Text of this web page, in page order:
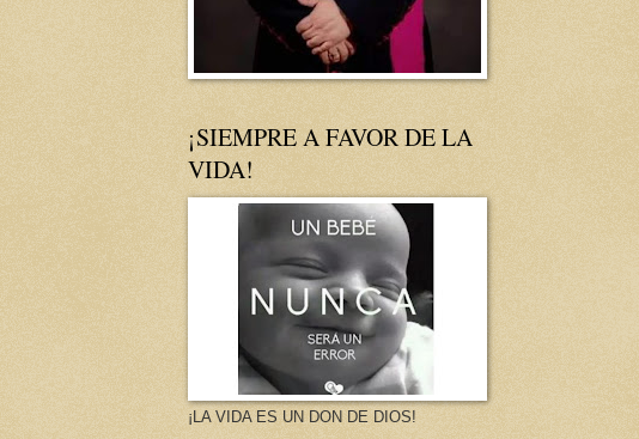
¡SIEMPRE A FAVOR DE LA
VIDA!
¡LA VIDA ES UN DON DE DIOS!